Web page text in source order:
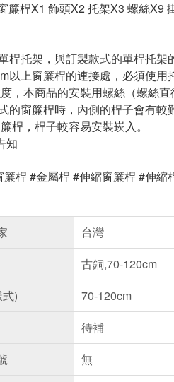
簾桿X1 飾頭X2 托架X3 螺絲X9
桿托架，與訂製款式的單桿托架
以上窗簾桿的連接處，必須使用
，本商品的安裝用螺絲（螺絲直
的窗簾桿時，內側的桿子會有較
桿，桿子較容易安裝崁入。
知
桿 #金屬桿 #伸縮窗簾桿 #伸
台灣
古銅,70-120cm
)
70-120cm
待補
無